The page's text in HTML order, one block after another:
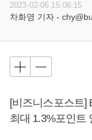
2023-02-06 15:06:15
차화영 기자 -
[비즈니스포스트]
최대 1.3%포인트